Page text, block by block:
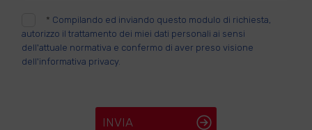
* Compilando ed inviando questo modulo di richiesta,
autorizzo il trattamento dei miei dati personali ai sensi
dell'attuale normativa e confermo di aver preso visione
dell'informativa privacy.
INVIA